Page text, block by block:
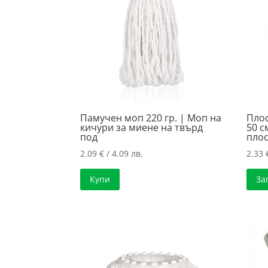
Памучен моп 220 гр. | Моп на
кичури за миене на твърд
под
2.09€ / 4.09 лв.
Купи
50
2.33